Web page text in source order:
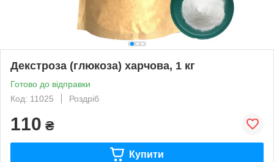
Декстроза (глюкоза) харчова, 1 кг
Готово до відправки
Код: 11025
Роздріб
110 ₴
Купити